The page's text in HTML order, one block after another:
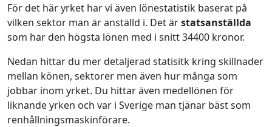
För det här yrket har vi även lönestatistik baserat på
vilken sektor man är anställd i. Det ärstatsanställda
som har den högsta lönen med i snitt 34400 kronor.
Nedan hittar du mer detaljerad statisitk kring skillnader
mellan könen, sektorer men även hur många som
jobbar inom yrket. Du hittar även medellönen för
liknande yrken och var i Sverige man tjänar bäst som
renhållningsmaskinförare.